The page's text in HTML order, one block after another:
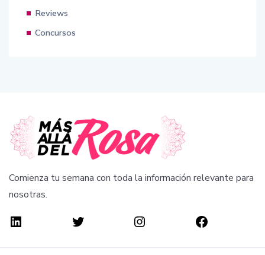
Reviews
Concursos
Comienza tu semana con toda la información relevante para
nosotras.